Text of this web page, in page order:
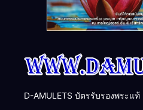
D-AMULETS บัตรรับรองพระแท้